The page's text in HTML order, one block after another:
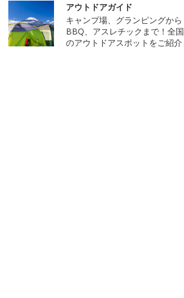
アウトドアガイド
キャンプ場、グランピングから
BBQ、アスレチックまで！全国
のアウトドアスポットをご紹介